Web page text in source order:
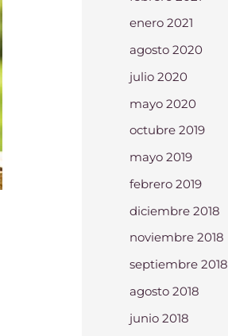
enero 2021
agosto 2020
julio 2020
mayo 2020
octubre 2019
mayo 2019
febrero 2019
diciembre 2018
noviembre 2018
septiembre 2018
agosto 2018
junio 2018